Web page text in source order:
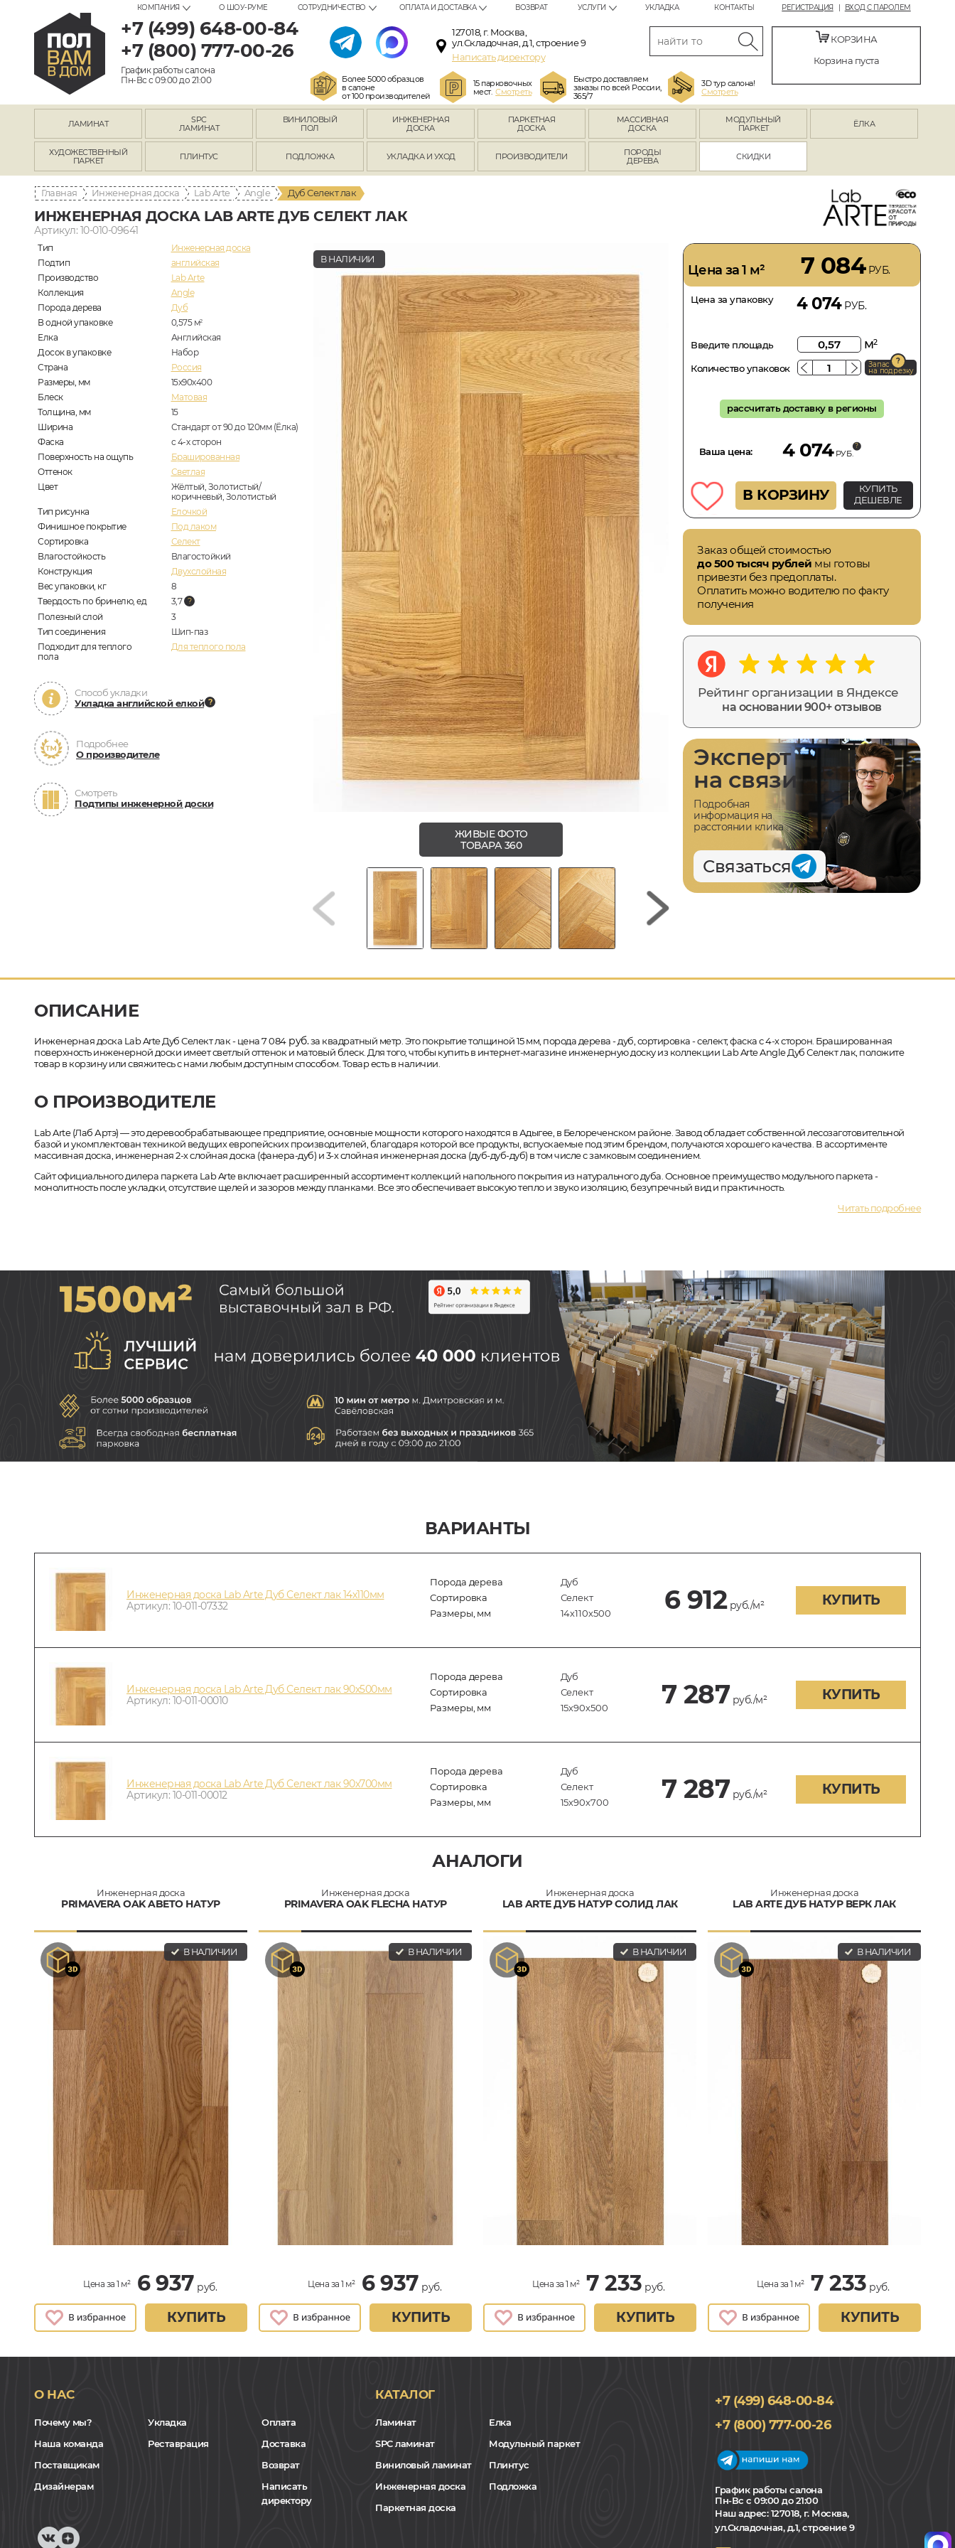
РЕГИСТРАЦИЯ ВХОД С ПАРОЛЕМ
КОМПАНИЯ О ШОУ-РУМЕ СОТРУДНИЧЕСТВО ОПЛАТА И ДОСТАВКА ВОЗВРАТ УСЛУГИ УКЛАДКА КОНТАКТЫ
+7 (499) 648-00-84
+7 (800) 777-00-26
График работы салона
Пн-Вс с 09:00 до 21:00
127018, г. Москва,
ул.Складочная, д.1, строение 9
Написать директору
Более 5000 образцов
в салоне
от 100 производителей
15 парковочных
мест.Смотреть
Быстро доставляем
заказы по всей России,
365/7
3D тур салона!
Смотреть
КОРЗИНА
Корзина пуста
ЛАМИНАТ
SPC
ЛАМИНАТ
ВИНИЛОВЫЙ
ПОЛ
ИНЖЕНЕРНАЯ
ДОСКА
ПАРКЕТНАЯ
ДОСКА
МАССИВНАЯ
ДОСКА
МОДУЛЬНЫЙ
ПАРКЕТ
ЁЛКА
ХУДОЖЕСТВЕННЫЙ
ПАРКЕТ
ПЛИНТУС ПОДЛОЖКА УКЛАДКА И УХОД ПРОИЗВОДИТЕЛИ
ПОРОДЫ
ДЕРЕВА
СКИДКИ
Главная Инженерная доска Lab Arte Angle Дуб Селект лак
ИНЖЕНЕРНАЯ ДОСКА LAB ARTE ДУБ СЕЛЕКТ ЛАК
Артикул: 10-010-09641
Тип
Инженерная доска
Подтип
английская
Производство
Lab Arte
Коллекция
Angle
Порода дерева
Дуб
В одной упаковке
0,575 м2
Елка
Английская
Досок в упаковке
Набор
Страна
Россия
Размеры, мм
15х90х400
Блеск
Матовая
Толщина, мм
15
Ширина
Стандарт от 90 до 120мм (Ёлка)
Фаска
с 4-х сторон
Поверхность на ощупь
Брашированная
Оттенок
Светлая
Цвет
Жёлтый, Золотистый/
коричневый, Золотистый
Тип рисунка
Елочкой
Финишное покрытие
Под лаком
Сортировка
Селект
Влагостойкость
Влагостойкий
Конструкция
Двухслойная
Вес упаковки, кг
8
Твердость по бринелю, ед
3,7
Полезный слой
3
Тип соединения
Шип-паз
Подходит для теплого
пола
Для теплого пола
Способ укладки
Укладка английской елкой
Подробнее
О производителе
Смотреть
Подтипы инженерной доски
В НАЛИЧИИ
ЖИВЫЕ ФОТО
ТОВАРА 360
Цена за 1 м² 7 084РУБ.
Цена за упаковку 4 074РУБ.
Введите площадь м2
Количество упаковок Запас
на подрезку
рассчитать доставку в регионы
Ваша цена: 4 074 РУБ.
В КОРЗИНУ
КУПИТЬ
ДЕШЕВЛЕ
Заказ общей стоимостью
до 500 тысяч рублей мы готовы
привезти без предоплаты.
Оплатить можно водителю по факту
получения
Рейтинг организации в Яндексе
на основании 900+ отзывов
Эксперт
на связи
Подробная
информация на
расстоянии клика
Связаться
ОПИСАНИЕ
Инженерная доска Lab Arte Дуб Селект лак - цена 7 084руб.за квадратный метр. Это покрытие толщиной 15 мм, порода дерева - дуб, сортировка - селект, фаска с 4-х сторон. Брашированная
поверхность инженерной доски имеет светлый оттенок и матовый блеск. Для того, чтобы купить в интернет-магазине инженерную доску из коллекции Lab Arte Angle Дуб Селект лак, положите
товар в корзину или свяжитесь с нами любым доступным способом. Товар есть в наличии.
О ПРОИЗВОДИТЕЛЕ
Lab Arte (Лаб Артэ) — это деревообрабатывающее предприятие, основные мощности которого находятся в Адыгее, в Белореченском районе. Завод обладает собственной лесозаготовительной
базой и укомплектован техникой ведущих европейских производителей, благодаря которой все продукты, вспускаемые под этим брендом, получаются хорошего качества. В ассортименте
массивная доска, инженерная 2-х слойная доска (фанера-дуб) и 3-х слойная инженерная доска (дуб-дуб-дуб) в том числе с замковым соединением.
Сайт официального дилера паркета Lab Arte включает расширенный ассортимент коллекций напольного покрытия из натурального дуба. Основное преимущество модульного паркета -
монолитность после укладки, отсутствие щелей и зазоров между планками. Все это обеспечивает высокую тепло и звуко изоляцию, безупречный вид и практичность.
Читать подробнее
ВАРИАНТЫ
Инженерная доска Lab Arte Дуб Селект лак 14х110мм
Артикул: 10-011-07332
Порода дерева
Дуб
Сортировка
Селект
Размеры, мм
14х110х500 6 912руб./м² КУПИТЬ
Инженерная доска Lab Arte Дуб Селект лак 90х500мм
Артикул: 10-011-00010
Порода дерева
Дуб
Сортировка
Селект
Размеры, мм
15х90х500 7 287 руб./м² КУПИТЬ
Инженерная доска Lab Arte Дуб Селект лак 90х700мм
Артикул: 10-011-00012
Порода дерева
Дуб
Сортировка
Селект
Размеры, мм
15х90х700 7 287 руб./м² КУПИТЬ
АНАЛОГИ
Инженерная доска
PRIMAVERA OAK ABETO НАТУР
В НАЛИЧИИ
Цена за 1 м² 6 937 руб.
КУПИТЬ
Инженерная доска
PRIMAVERA OAK FLECHA НАТУР
В НАЛИЧИИ
Цена за 1 м² 6 937 руб.
КУПИТЬ
Инженерная доска
LAB ARTE ДУБ НАТУР СОЛИД ЛАК
В НАЛИЧИИ
Цена за 1 м² 7 233 руб.
КУПИТЬ
Инженерная доска
LAB ARTE ДУБ НАТУР ВЕРК ЛАК
В НАЛИЧИИ
Цена за 1 м² 7 233 руб.
КУПИТЬ
О НАС
Почему мы?
Наша команда
Поставщикам
Дизайнерам
Укладка
Реставрация
Оплата
Доставка
Возврат
Написать
директору
КАТАЛОГ
Ламинат
SPC ламинат
Виниловый ламинат
Инженерная доска
Паркетная доска
Елка
Модульный паркет
Плинтус
Подложка
+7 (499) 648-00-84
+7 (800) 777-00-26
График работы салона
Пн-Вс с 09:00 до 21:00
Наш адрес:127018, г. Москва,
ул.Складочная, д.1, строение 9